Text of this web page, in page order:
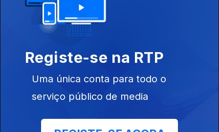
Desporto
Atletismo Badminton Canoagem
Registe-se na RTP
Uma única conta para todo o
serviço público de media